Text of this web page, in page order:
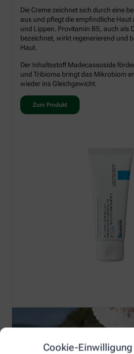
Cookie-
Die Creme zeichnet sich durch eine
aus und pflegt die empfindliche Haut
und Lippen. Provitamin B5, auch als
bezeichnet, wirkt regenerierend und
Haut.
Der Inhaltsstoff Madecassoside
und Tribioma bringt das Mikrobiom
wieder ins Gleichgewicht.
Zum Produkt